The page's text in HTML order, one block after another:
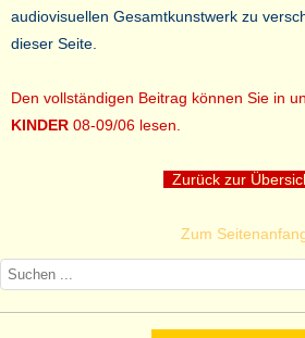
audiovisuellen Gesamtkunstwerk zu
dieser Seite.
Den vollständigen Beitrag können Sie in
KINDER 08-09/06 lesen.
Zurück zur
Zum